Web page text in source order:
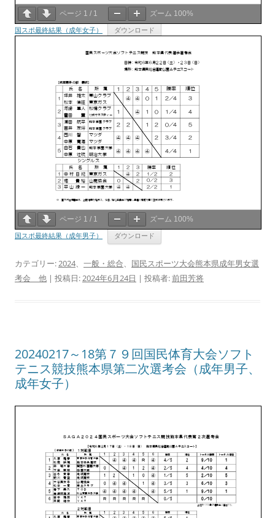
ページ 1 / 1 ズーム 100%
国スポ最終結果（成年女子） ダウンロード
ページ 1 / 1 ズーム 100%
国スポ最終結果（成年男子） ダウンロード
カテゴリー:2024、 一般・総合、 国民スポーツ大会熊本県成年男女選
考会 他 | 投稿日:2024年6月24日 | 投稿者:前田芳将
20240217～18第７９回国民体育大会ソフト
テニス競技熊本県第二次選考会（成年男子、
成年女子）